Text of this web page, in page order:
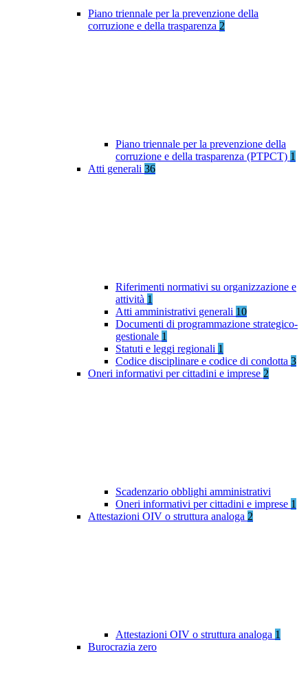
Piano triennale per la prevenzione della
corruzione e della trasparenza 2
Piano triennale per la prevenzione della
corruzione e della trasparenza (PTPCT) 1
Atti generali 36
Riferimenti normativi su organizzazione e
attività 1
Atti amministrativi generali 10
Documenti di programmazione strategico-
gestionale 1
Statuti e leggi regionali 1
Codice disciplinare e codice di condotta 3
Oneri informativi per cittadini e imprese 2
Scadenzario obblighi amministrativi
Oneri informativi per cittadini e imprese 1
Attestazioni OIV o struttura analoga 2
Attestazioni OIV o struttura analoga 1
Burocrazia zero